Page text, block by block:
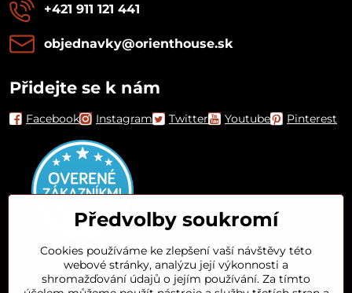
+421 911 121 441
objednavky​@orienthouse​.sk
Přidejte se k nám
Facebook Instagram Twitter Youtube Pinterest
Orient House
Předvolby soukromí
Cookies používáme ke zlepšení vaší návštěvy této
webové stránky, analýzu její výkonnosti a
shromažďování údajů o jejím používání. Za tímto